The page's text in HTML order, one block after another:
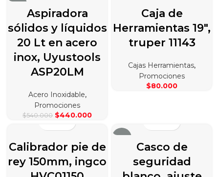
-19%
Aspiradora
sólidos y líquidos
20 Lt en acero
inox, Uyustools
ASP20LM
Acero Inoxidable,
Promociones
$540.000 El
precio
original
era:
$540.000.
$440.000El
es:
$440.000.
Caja de
Herramientas 19″,
truper 11143
Cajas Herramientas,
Promociones
$80.000
Calibrador pie de
rey 150mm, ingco
-19%
Casco de
seguridad